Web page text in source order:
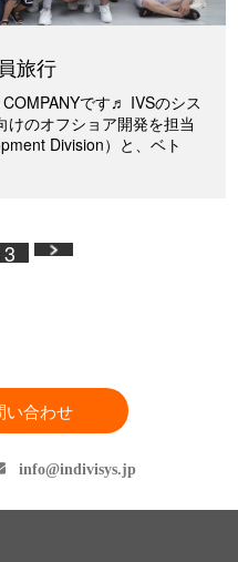
旅行
です♬ IVSのシス
けのオフショア開発を担当
Division）と、ベト
3
い合わせ
info indivisys.jp